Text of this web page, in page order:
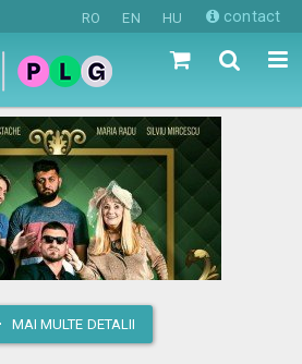
RO EN HU contact
MAI MULTE DETALII